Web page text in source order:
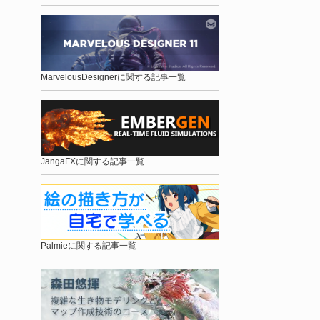
MarvelousDesignerに関する記事一覧
JangaFXに関する記事一覧
Palmieに関する記事一覧